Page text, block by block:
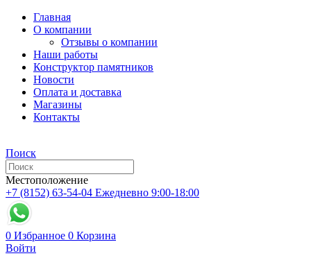
Главная
О компании
Отзывы о компании
Наши работы
Конструктор памятников
Новости
Оплата и доставка
Магазины
Контакты
Поиск
Местоположение
+7 (8152) 63-54-04 Ежедневно 9:00-18:00
0 Избранное 0 Корзина
Войти